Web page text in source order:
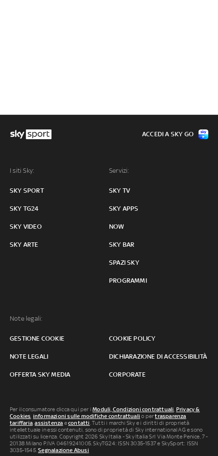
I siti Sky:
SKY SPORT
SKY TG24
SKY VIDEO
SKY ARTE
Servizi:
SKY TV
SKY APPS
NOW
SKY BAR
SPAZI SKY
PROGRAMMI
Note legali:
GESTIONE COOKIE COOKIE POLICY
NOTE LEGALI DICHIARAZIONE DI ACCESSIBILITÀ
OFFERTA SKY MEDIA CORPORATE
ACCEDI A SKY GO
Per il consumatore clicca qui per iModuli, Condizioni contrattuali Privacy &
Cookies informazioni sulle modifiche contrattuali o pertrasparenza
tariffaria ,assistenza econtatti . Tutti i marchi Sky e i diritti di proprietà
intellettuale in essi contenuti, sono di proprietà di Sky international AG e sono
utilizzati su licenza. Copyright 2026 Sky Italia - Sky Italia Srl Via Monte Penice, 7 -
20138 Milano P.IVA 04619241005. SkyTG24: ISSN 3035-1537 e SkySport: ISSN
3035-1545.Segnalazione Abusi